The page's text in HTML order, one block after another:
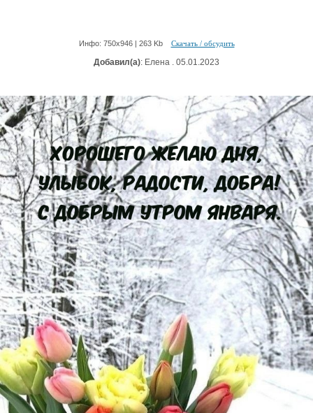
Инфо: 750х946 | 263 Kb Скачать / обсудить
Добавил(а): Елена . 05.01.2023